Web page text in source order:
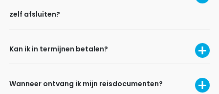
zelf afsluiten?
Kan ik in termijnen betalen?
Wanneer ontvang ik mijn reisdocumenten?